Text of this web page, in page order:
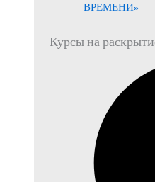
ВРЕМЕНИ»
Курсы на